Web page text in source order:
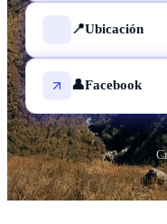
📍Ubicación
👤Facebook